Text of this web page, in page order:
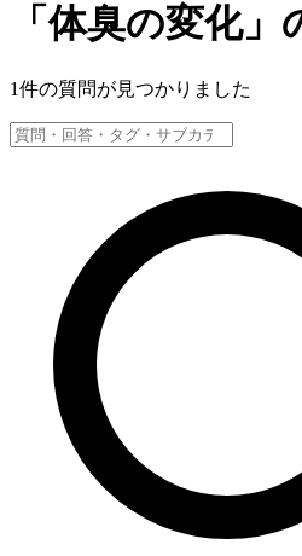
「体臭の変化」
1件の質問が見つかりました